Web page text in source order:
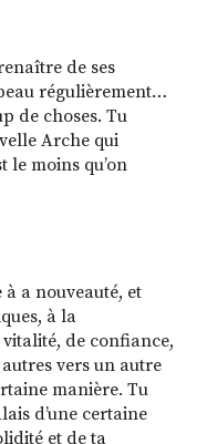
de ses
régulièrement…
de choses. Tu
Arche qui
le moins qu’on
à a nouveauté, et
à la
de confiance,
vers un autre
manière. Tu
d’une certaine
et de ta